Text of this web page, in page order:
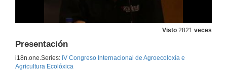
Visto 2821 veces
Presentación
i18n.one.Series: IV Congreso Internacional de Agroecoloxía e
Agricultura Ecolóxica
21 de xuño de 2012
21 de xuño de 2012